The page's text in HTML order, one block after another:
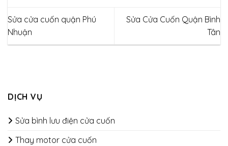
Sửa cửa cuốn quận Phú
Nhuận
Sửa Cửa Cuốn Quận Bình
Tân
DỊCH VỤ
Sửa bình lưu điện cửa cuốn
Thay motor cửa cuốn